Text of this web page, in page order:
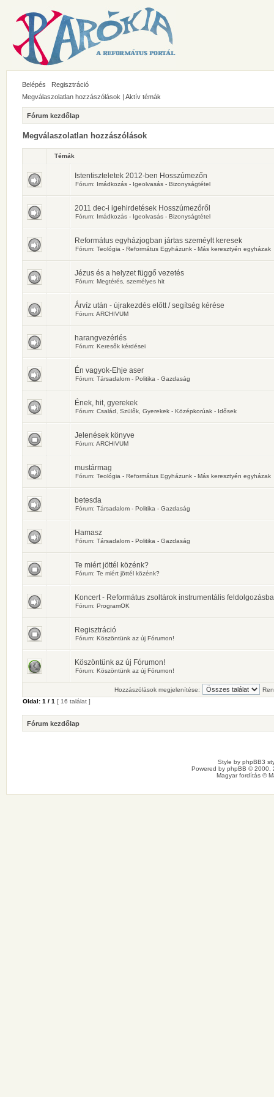
Belépés
Regisztráció
Megválaszolatlan hozzászólások | Aktív témák
Fórum kezdőlap
Megválaszolatlan hozzászólások
Témák
Istentiszteletek 2012-ben Hosszúmezőn
Fórum: Imádkozás - Igeolvasás - Bizonyságtétel
2011 dec-i igehirdetések Hosszúmezőről
Fórum: Imádkozás - Igeolvasás - Bizonyságtétel
Református egyházjogban jártas szeméylt keresek
Fórum: Teológia - Református Egyházunk - Más keresztyén egyházak
Jézus és a helyzet függő vezetés
Fórum: Megtérés, személyes hit
Árvíz után - újrakezdés előtt / segítség kérése
Fórum: ARCHIVUM
harangvezérlés
Fórum: Keresők kérdései
Én vagyok-Ehje aser
Fórum: Társadalom - Politika - Gazdaság
Ének, hit, gyerekek
Fórum: Család, Szülők, Gyerekek - Középkorúak - Idősek
Jelenések könyve
Fórum: ARCHIVUM
mustármag
Fórum: Teológia - Református Egyházunk - Más keresztyén egyházak
betesda
Fórum: Társadalom - Politika - Gazdaság
Hamasz
Fórum: Társadalom - Politika - Gazdaság
Te miért jöttél közénk?
Fórum: Te miért jöttél közénk?
Koncert - Református zsoltárok instrumentális
Fórum: ProgramOK
Regisztráció
Fórum: Köszöntünk az új Fórumon!
Köszöntünk az új Fórumon!
Fórum: Köszöntünk az új Fórumon!
Hozzászólások megjelenítése:
Oldal: 1 / 1 [ 16 találat ]
Fórum kezdőlap
Style by phpBB3
Powered by phpBB © 2000,
Magyar fordítás ©